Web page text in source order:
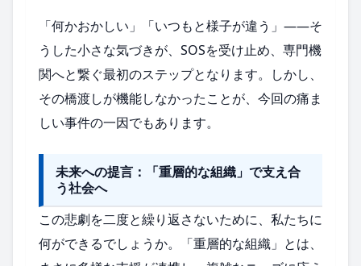
「何かおかしい」「いつもと様子が違う」――そ
うした小さな気づきが、SOSを受け止め、専門機
関へと繋ぐ最初のステップとなります。しかし、
その橋渡しが機能しなかったことが、今回の痛ま
しい事件の一因でもあります。
未来への提言：「重層的な組織」で支え合
う社会へ
この悲劇を二度と繰り返さないために、私たちに
何ができるでしょうか。「重層的な組織」とは、